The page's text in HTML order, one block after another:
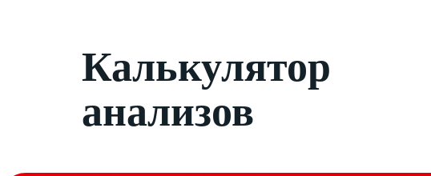
Калькулятор
анализов